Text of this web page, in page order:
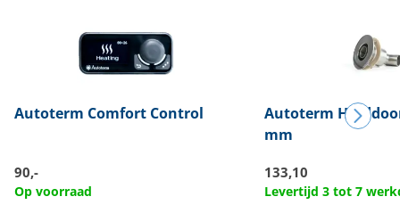
Autoterm Comfort Control
90,-
Op voorraad
Autoterm
mm
133,10
Levertijd 3 tot 7